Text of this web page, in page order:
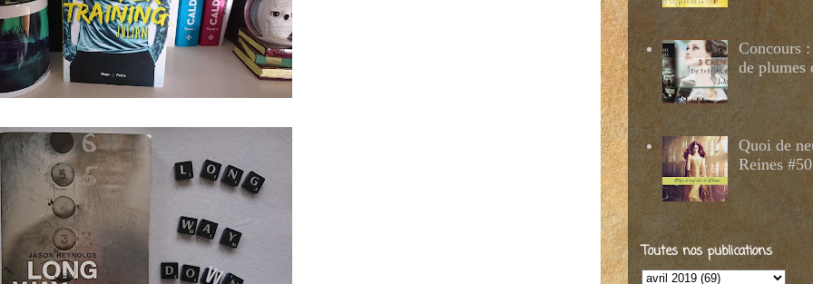
Concours
de plumes
Quoi de
Reines #50
Toutes nos publications